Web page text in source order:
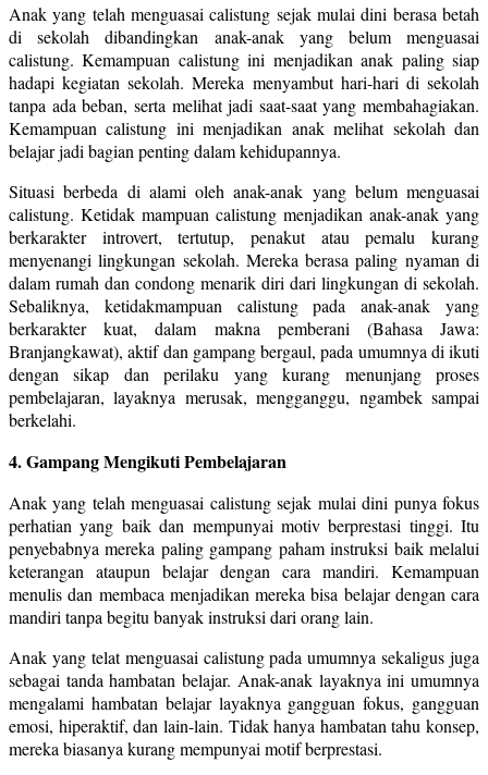
Anak yang telah menguasai calistung sejak mulai dini berasa betah
di sekolah dibandingkan anak-anak yang belum menguasai
calistung. Kemampuan calistung ini menjadikan anak paling siap
hadapi kegiatan sekolah. Mereka menyambut hari-hari di sekolah
tanpa ada beban, serta melihat jadi saat-saat yang membahagiakan.
Kemampuan calistung ini menjadikan anak melihat sekolah dan
belajar jadi bagian penting dalam kehidupannya.
Situasi berbeda di alami oleh anak-anak yang belum menguasai
calistung. Ketidak mampuan calistung menjadikan anak-anak yang
berkarakter introvert, tertutup, penakut atau pemalu kurang
menyenangi lingkungan sekolah. Mereka berasa paling nyaman di
dalam rumah dan condong menarik diri dari lingkungan di sekolah.
Sebaliknya, ketidakmampuan calistung pada anak-anak yang
berkarakter kuat, dalam makna pemberani (Bahasa Jawa:
Branjangkawat), aktif dan gampang bergaul, pada umumnya di ikuti
dengan sikap dan perilaku yang kurang menunjang proses
pembelajaran, layaknya merusak, mengganggu, ngambek sampai
berkelahi.
4. Gampang Mengikuti Pembelajaran
Anak yang telah menguasai calistung sejak mulai dini punya fokus
perhatian yang baik dan mempunyai motiv berprestasi tinggi. Itu
penyebabnya mereka paling gampang paham instruksi baik melalui
keterangan ataupun belajar dengan cara mandiri. Kemampuan
menulis dan membaca menjadikan mereka bisa belajar dengan cara
mandiri tanpa begitu banyak instruksi dari orang lain.
Anak yang telat menguasai calistung pada umumnya sekaligus juga
sebagai tanda hambatan belajar. Anak-anak layaknya ini umumnya
mengalami hambatan belajar layaknya gangguan fokus, gangguan
emosi, hiperaktif, dan lain-lain. Tidak hanya hambatan tahu konsep,
mereka biasanya kurang mempunyai motif berprestasi.